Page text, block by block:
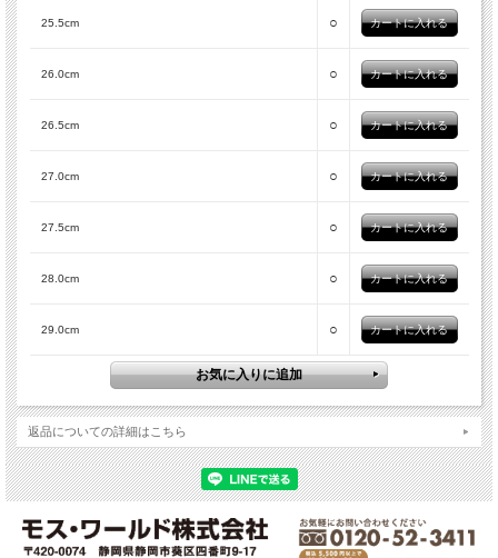
25.5cm ○
26.0cm ○
26.5cm ○
27.0cm ○
27.5cm ○
28.0cm ○
29.0cm ○
返品についての詳細はこちら